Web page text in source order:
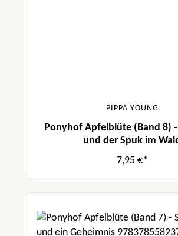
PIPPA YOUNG
Ponyhof Apfelblüte (Band 8)
und der Spuk im
7,95 €*